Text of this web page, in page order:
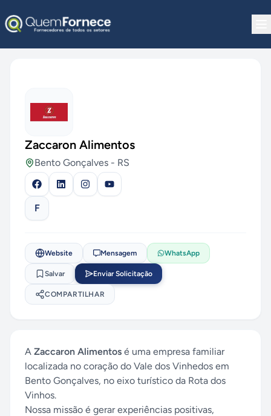
Zaccaron Alimentos
Bento Gonçalves - RS
F
Website Mensagem WhatsApp
Salvar Enviar Solicitação
COMPARTILHAR
A Zaccaron Alimentos é uma empresa familiar
localizada no coração do Vale dos Vinhedos em
Bento Gonçalves, no eixo turístico da Rota dos
Vinhos.
Nossa missão é gerar experiências positivas,